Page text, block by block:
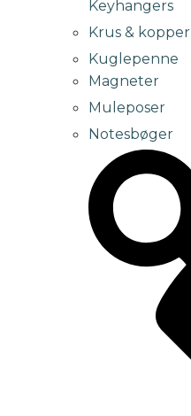
Keyhangers
Krus & kopper
Kuglepenne
Magneter
Muleposer
Notesbøger